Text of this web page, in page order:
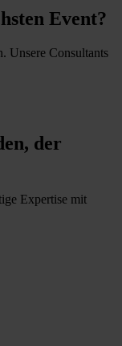
Event?
Unsere Consultants
der
Expertise mit